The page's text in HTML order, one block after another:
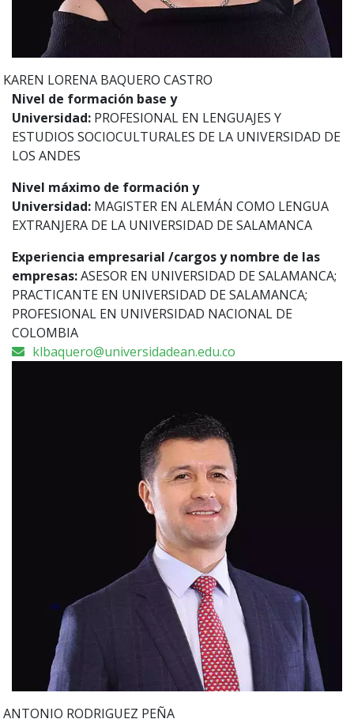
KAREN LORENA BAQUERO CASTRO
Nivel de formación base y
Universidad: PROFESIONAL EN LENGUAJES Y
ESTUDIOS SOCIOCULTURALES DE LA UNIVERSIDAD DE
LOS ANDES
Nivel máximo de formación y
Universidad: MAGISTER EN ALEMÁN COMO LENGUA
EXTRANJERA DE LA UNIVERSIDAD DE SALAMANCA
Experiencia empresarial /cargos y nombre de las
empresas:ASESOR EN UNIVERSIDAD DE SALAMANCA;
PRACTICANTE EN UNIVERSIDAD DE SALAMANCA;
PROFESIONAL EN UNIVERSIDAD NACIONAL DE
COLOMBIA
klbaquero@universidadean.edu.co
ANTONIO RODRIGUEZ PEÑA